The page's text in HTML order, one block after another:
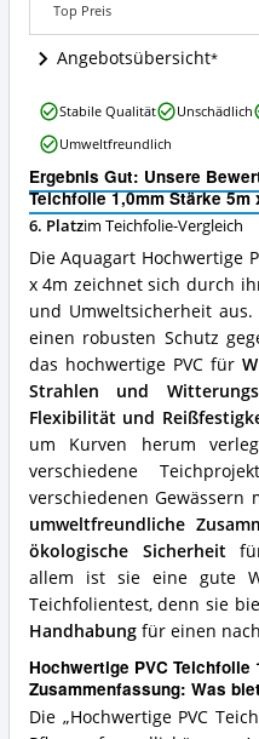
4m
Angebote:
Wo
diese
Teichfolie
erhältlich?
Top Preis
Angebotsübersicht
Ergebnis Gut: Unsere
Teichfolie 1,0mm Stärke 5m
6. Platzim Teichfolie-Vergleich
Die Aquagart Hochwertige
x 4m zeichnet sich durch
und Umweltsicherheit
einen robusten Schutz
das hochwertige PVC für
Strahlen und
Flexibilität und
um Kurven herum
verschiedene
verschiedenen Gewässern
umweltfreundliche
ökologische Sicherheitfür
allem ist sie eine gute
Teichfolientest, denn sie
Handhabungfür einen
Hochwertige PVC Teichfolie
Zusammenfassung: Was
Die „Hochwertige PVC
Hochwertige
PVC
Teichfolie
1,0mm
Stärke
5m
x
4m
Vorteile:
Was
spricht
für
diese
Teichfolie?
Stabile Qualität Unschädlich
Umweltfreundlich